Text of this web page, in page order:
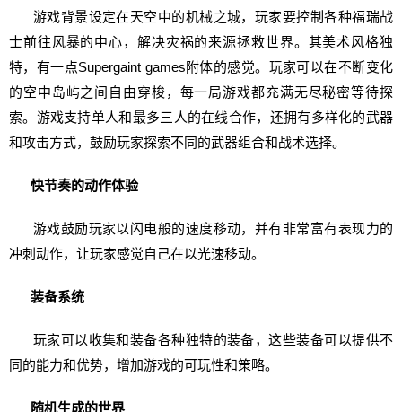
游戏背景设定在天空中的机械之城，玩家要控制各种福瑞战
士前往风暴的中心，解决灾祸的来源拯救世界。其美术风格独
特，有一点Supergaint games附体的感觉。玩家可以在不断变化
的空中岛屿之间自由穿梭，每一局游戏都充满无尽秘密等待探
索。游戏支持单人和最多三人的在线合作，还拥有多样化的武器
和攻击方式，鼓励玩家探索不同的武器组合和战术选择。
快节奏的动作体验
游戏鼓励玩家以闪电般的速度移动，并有非常富有表现力的
冲刺动作，让玩家感觉自己在以光速移动。
装备系统
玩家可以收集和装备各种独特的装备，这些装备可以提供不
同的能力和优势，增加游戏的可玩性和策略。
随机生成的世界